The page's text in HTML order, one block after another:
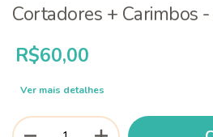
Cortadores + Carimbos
R$60,00
Ver mais detalhes